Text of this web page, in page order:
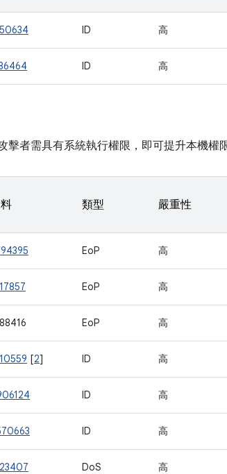
ID 高
ID 高
者需具有系統執行權限，即可提升本機權限
類型 嚴重性
EoP 高
EoP 高
EoP 高
[2] ID 高
ID 高
ID 高
DoS 高